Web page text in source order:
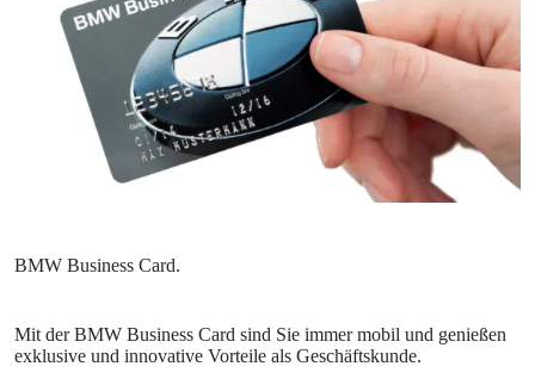
Mit der BMW Business Card sind Sie immer mobil und genießen
exklusive und innovative Vorteile als Geschäftskunde.